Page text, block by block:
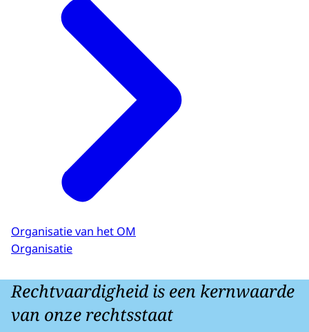
Organisatie van het OM
Organisatie
Rechtvaardigheid is een kernwaarde
van onze rechtsstaat